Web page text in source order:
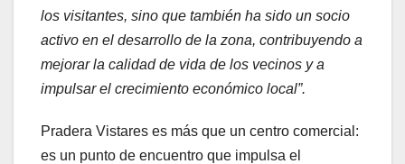
los visitantes, sino que también ha sido un socio
activo en el desarrollo de la zona, contribuyendo a
mejorar la calidad de vida de los vecinos y a
impulsar el crecimiento económico local”.
Pradera Vistares es más que un centro comercial:
es un punto de encuentro que impulsa el